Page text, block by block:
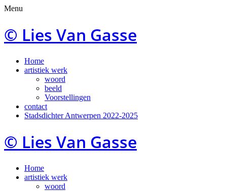
Menu
© Lies Van Gasse
Skip
Home
artistiek werk
woord
beeld
Voorstellingen
contact
Stadsdichter Antwerpen 2022-2025
© Lies Van Gasse
Skip
Home
artistiek werk
woord